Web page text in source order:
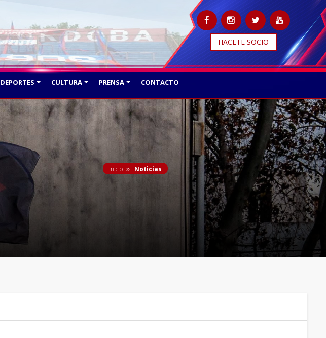
HACETE SOCIO
DEPORTES CULTURA PRENSA CONTACTO
Inicio Noticias